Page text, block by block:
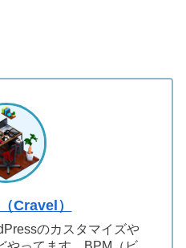
Cravel）
のカスタマイズや